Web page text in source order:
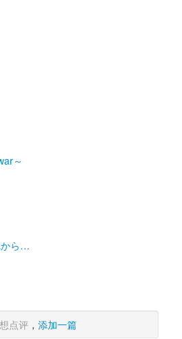
～
から…
点评 ， 添加一篇